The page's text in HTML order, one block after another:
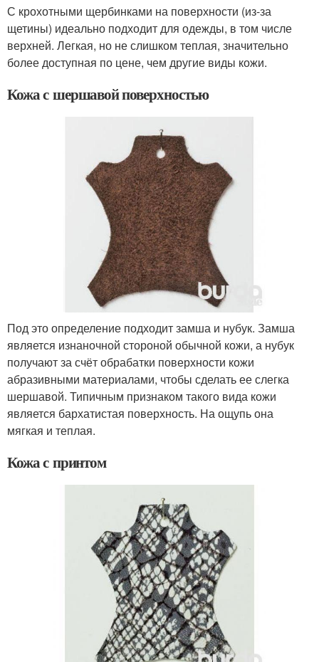
С крохотными щербинками на поверхности (из-за
щетины) идеально подходит для одежды, в том числе
верхней. Легкая, но не слишком теплая, значительно
более доступная по цене, чем другие виды кожи.
Кожа с шершавой поверхностью
Под это определение подходит замша и нубук. Замша
является изнаночной стороной обычной кожи, а нубук
получают за счёт обрабатки поверхности кожи
абразивными материалами, чтобы сделать ее слегка
шершавой. Типичным признаком такого вида кожи
является бархатистая поверхность. На ощупь она
мягкая и теплая.
Кожа с принтом